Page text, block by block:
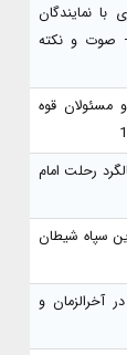
با نمایندگان
صوت و نکته
مسئولان قوه
رحلت امام
سپاه شیطان
آخرالزمان و